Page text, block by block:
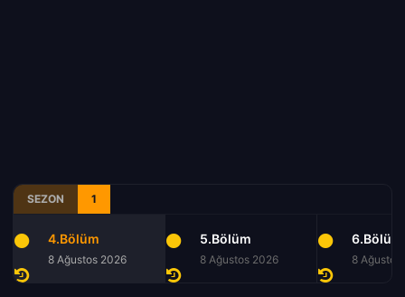
SEZON 1
4.Bölüm
8 Ağustos 2026
5.Bölüm
8 Ağustos 2026
6.Bölüm
8 Ağustos